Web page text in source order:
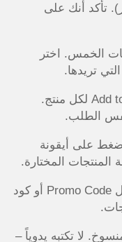
تأكد أنك على
الخمس. اختر
تريدها.
الخطوة 4: إضافة للسلة اضغط Add to Cart لكل منتج.
الطلب.
اضغط على أيقونة
المختارة.
الخطوة 6: إدخال الكود ابحث عن حقل Promo Code أو كود
لا تكتبه يدوياً –